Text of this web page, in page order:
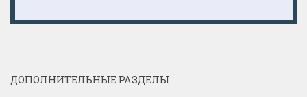
ДОПОЛНИТЕЛЬНЫЕ РАЗДЕЛЫ